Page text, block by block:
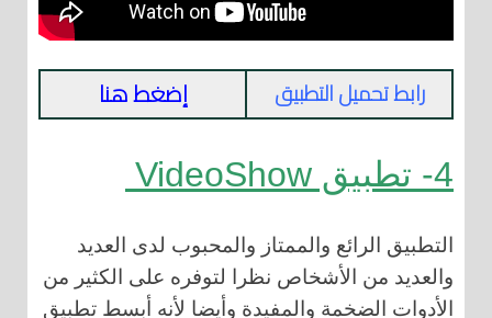
رابط تحميل التطبيق إضغط هنا
4- تطبيق VideoShow
التطبيق الرائع والممتاز والمحبوب لدى العديد
والعديد من الأشخاص نظرا لتوفره على الكثير من
الأدوات الضخمة والمفيدة وأيضا لأنه أبسط تطبيق